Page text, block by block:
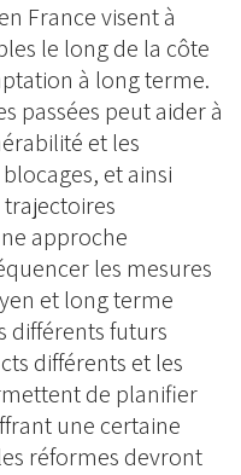
France visent à
le long de la côte
à long terme.
passées peut aider à
et les
et ainsi
approche
les mesures
et long terme
différents futurs
différents et les
de planifier
une certaine
réformes devront